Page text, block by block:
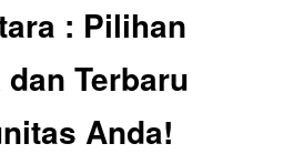
: Pilihan
Terbaru
Anda!